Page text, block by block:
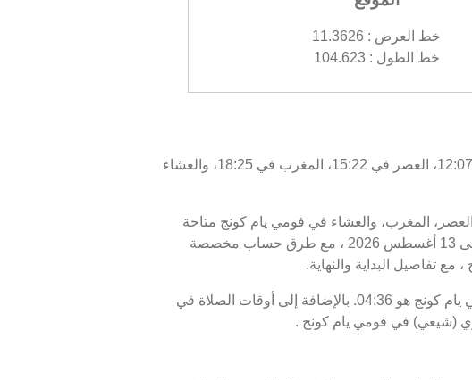
خط العرض : 11.3626
خط الطول : 104.623
اليوم، الخميس 06/08/2026 ، أوقات الصلاة في فومي يام كونج كالتالي : الفجر في 04:36، الظهر في 12:07، العصر في 15:22، المغرب في 18:25، والعشاء
العصر، المغرب، والعشاء في فومي يام كونج متاحة
للاطلاع. أوقات الصلاة اليوم، 21 صفر 1448 ، وبرنامج الأيام السبعة القادمة، من 06 أغسطس 2026 إلى 13 أغسطس 2026 ، مع طرق حساب مخصصة
تفاصيل البداية والنهاية.
موعد غروب الشمس أو الإفطار في فومي يام كونج هو 18:25، ووقت انتهاء السحور أو الفجر في فومي يام كونج هو 04:36. بالإضافة إلى أوقات الصلاة في
(شيعي) في فومي يام كونج .